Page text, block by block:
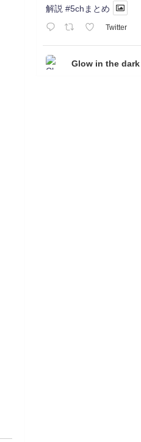
解説 #5chまとめ
Twitter
Glow in the dark